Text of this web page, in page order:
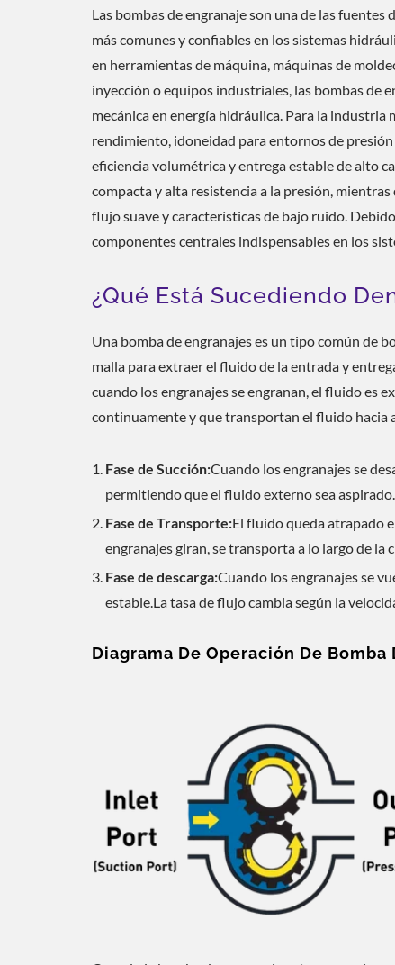
Las bombas de engranaje son una de las fuentes
más comunes y confiables en los sistemas
en herramientas de máquina, máquinas de
inyección o equipos industriales, las bombas de
mecánica en energía hidráulica. Para la
rendimiento, idoneidad para entornos de
eficiencia volumétrica y entrega estable de alto
compacta y alta resistencia a la presión,
flujo suave y características de bajo ruido.
componentes centrales indispensables en los
¿Qué Está Sucediendo
Una bomba de engranajes es un tipo común de
malla para extraer el fluido de la entrada y
cuando los engranajes se engranan, el fluido es
continuamente y que transportan el fluido hacia
Fase de Succión:Cuando los engranajes se
permitiendo que el fluido externo sea aspirado.
Fase de Transporte:El fluido queda atrapado
engranajes giran, se transporta a lo largo de la
Fase de descarga:Cuando los engranajes se
estable.La tasa de flujo cambia según la
Diagrama De Operación De
Solución De Enfriamiento ESG